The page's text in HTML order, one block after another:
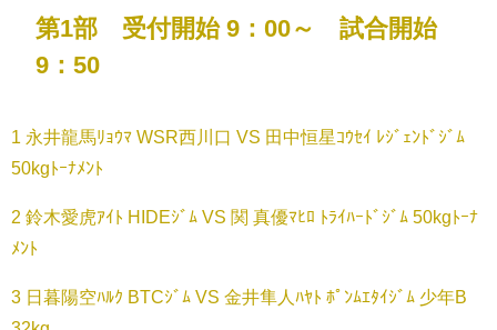
第1部 受付開始 9：00～ 試合開始
9：50
1 永井龍馬ﾘｮｳﾏ WSR西川口 VS 田中恒星ｺｳｾｲ ﾚｼﾞｪﾝﾄﾞｼﾞﾑ
50kgﾄｰﾅﾒﾝﾄ
2 鈴木愛虎ｱｲﾄ HIDEｼﾞﾑ VS 関 真優ﾏﾋﾛ ﾄﾗｲﾊｰﾄﾞｼﾞﾑ 50kgﾄｰﾅ
ﾒﾝﾄ
3 日暮陽空ﾊﾙｸ BTCｼﾞﾑ VS 金井隼人ﾊﾔﾄ ﾎﾟﾝﾑｴﾀｲｼﾞﾑ 少年B